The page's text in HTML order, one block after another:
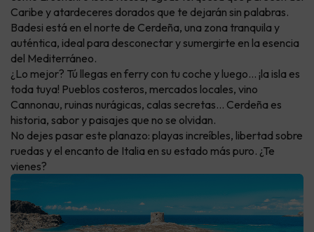
Caribe y atardeceres dorados que te dejarán sin palabras.
Badesi está en el norte de Cerdeña, una zona tranquila y
auténtica, ideal para desconectar y sumergirte en la esencia
del Mediterráneo.
¿Lo mejor? Tú llegas en ferry con tu coche y luego... ¡la isla es
toda tuya! Pueblos costeros, mercados locales, vino
Cannonau, ruinas nurágicas, calas secretas... Cerdeña es
historia, sabor y paisajes que no se olvidan.
No dejes pasar este planazo: playas increíbles, libertad sobre
ruedas y el encanto de Italia en su estado más puro. ¿Te
vienes?